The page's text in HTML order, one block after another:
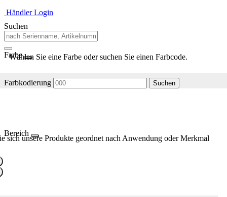
Händler Login
Suchen
Farbe
Wählen Sie eine Farbe oder suchen Sie einen Farbcode.
Farbkodierung Suchen
Bereich
sich unsere Produkte geordnet nach Anwendung oder Merkmal